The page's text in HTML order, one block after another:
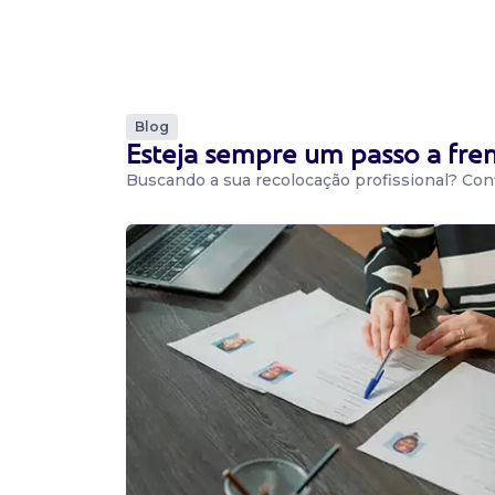
Confira outras 17849 vagas de
Vaga De Operador De
Operador de Acabamento
Pkw Texturas
Presencial
Indaiatuba / SP
Auxiliar no isolamento de moldes de injeção,
moldes, polimento de moldes, demais
Blog
Esteja sempre um passo a
Buscando a sua recolocação profissional?